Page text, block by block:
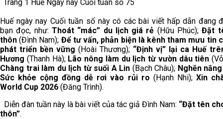
Trang 1 Huế Ngày nay Cuối tuần số 75
Huế ngày nay Cuối tuần số này có các bài viết hấp dẫn đang
bạn đọc, như: Thoát “mác” du lịch giá rẻ (Hữu Phúc);Đặt
thôn (Đình Nam); Để tư vấn, phản biện là kênh tham mưu tin
phát triển bền vững (Hoài Thương); “Định vị” lại ca Huế
Hương (Thanh Hà); Lão nông làm du lịch từ vườn dâu tiên
Chàng trai làm du lịch từ suối A Lin (Bạch Châu); Nghẽn
Sức khỏe cộng đồng dễ rơi vào rủi ro (Hạnh Nhi); Xin
World Cup 2026 (Đăng Trình).
Diễn đàn tuần này là bài viết của tác giả Đình Nam: “Đặt tên
thôn”.